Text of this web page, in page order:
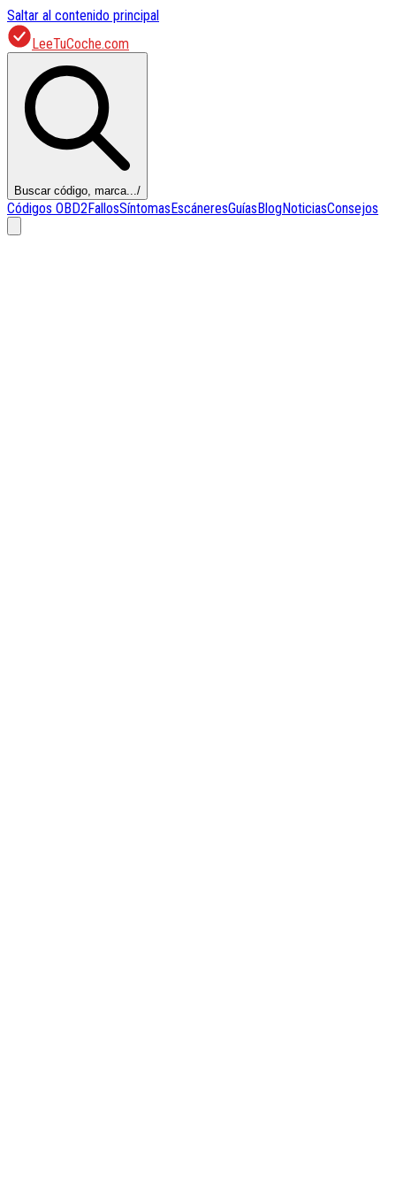
Saltar al contenido principal
LeeTuCoche.com
Buscar código, marca.../
Códigos OBD2FallosSíntomasEscáneresGuíasBlogNoticiasConsejos